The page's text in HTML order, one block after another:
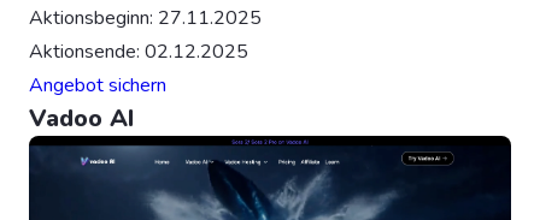
Aktionsbeginn: 27.11.2025
Aktionsende: 02.12.2025
Angebot sichern
Vadoo AI